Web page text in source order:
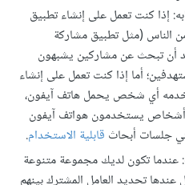
إذا كنت تعمل على إنشاء تطبيق
الناس (مثل تطبيق مشاركة
أن تبحث عن مشاركين يشبهون
أما إذا كنت تعمل على إنشاء
أي شخص يحمل هاتف آيفون،
يستخدمون هواتف آيفون
جلسات أبحاث قابلية الاستخدام.
عندما تكون لديك مجموعة متنوعة
تحديد العامل المشترك بينهم